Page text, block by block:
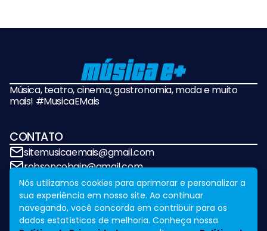
Música, teatro, cinema, gastronomia, moda e muito
mais! #MusicaEMais
CONTATO
sitemusicaemais@gmail.com
robsoncobain@gmail.com
REDES SOCIAIS
Nós utilizamos cookies para aprimorar e personalizar a
sua experiência em nosso site. Ao continuar
navegando, você concorda em contribuir para os
dados estatísticos de melhoria. Conheça nossa